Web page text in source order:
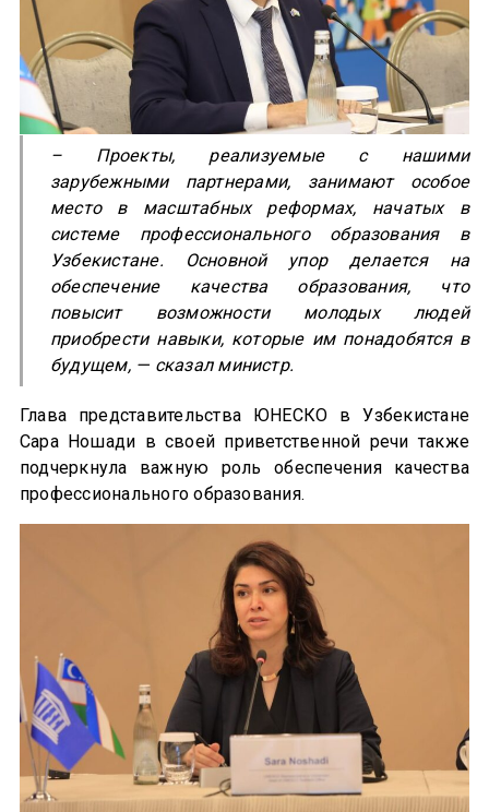
– Проекты, реализуемые с нашими
зарубежными партнерами, занимают особое
место в масштабных реформах, начатых в
системе профессионального образования в
Узбекистане. Основной упор делается на
обеспечение качества образования, что
повысит возможности молодых людей
приобрести навыки, которые им понадобятся в
будущем, — сказал министр.
Глава представительства ЮНЕСКО в Узбекистане
Сара Ношади в своей приветственной речи также
подчеркнула важную роль обеспечения качества
профессионального образования.